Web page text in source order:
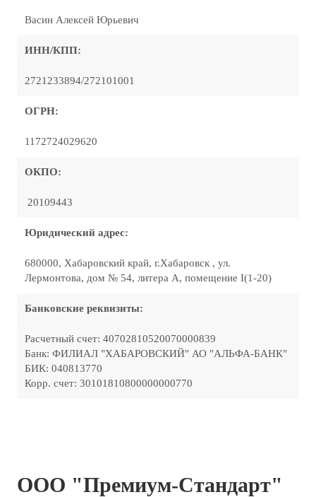
Васин Алексей Юрьевич
ИНН/КПП:
2721233894/272101001
ОГРН:
1172724029620
ОКПО:
20109443
Юридический адрес:
680000, Хабаровский край, г.Хабаровск , ул.
Лермонтова, дом № 54, литера А, помещение I(1-20)
Банковские реквизиты:
Расчетный счет: 40702810520070000839
Банк: ФИЛИАЛ "ХАБАРОВСКИЙ" АО "АЛЬФА-БАНК"
БИК: 040813770
Корр. счет: 30101810800000000770
ООО "Премиум-Стандарт"